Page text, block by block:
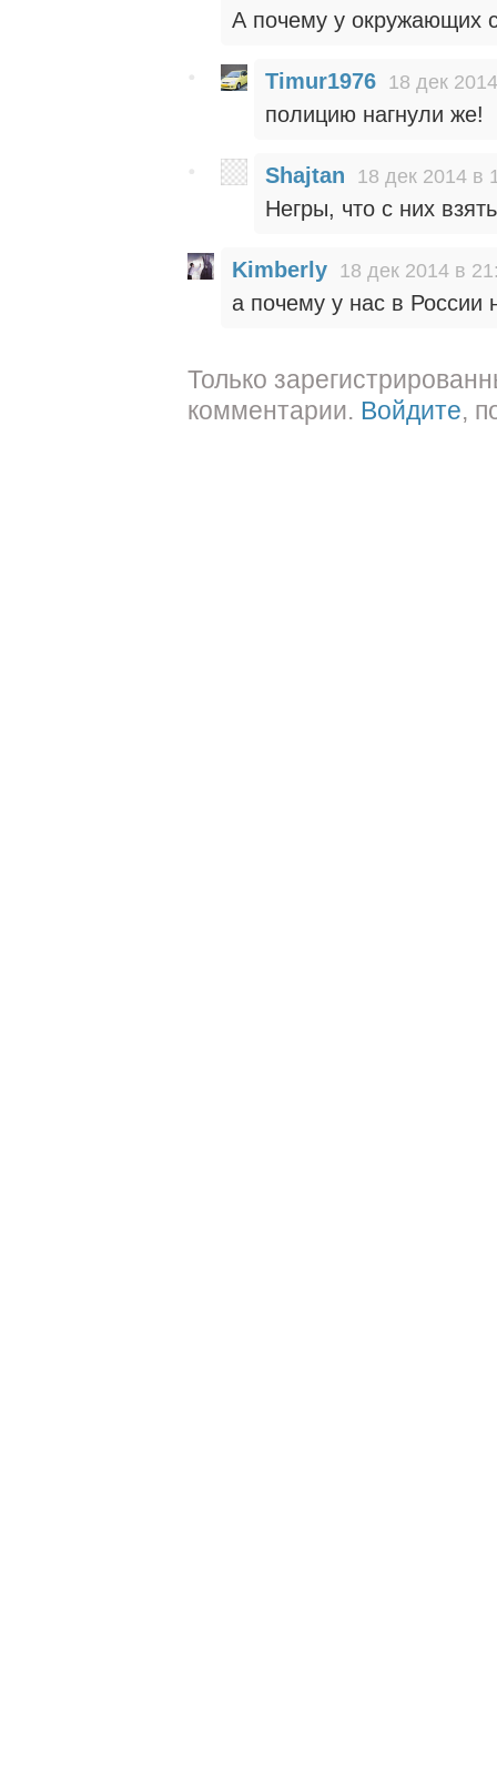
А почему у окружающих
Timur1976 18 дек
полицию нагнули же!
Shajtan 18 дек 2014 в
Негры, что с них
Kimberly 18 дек 2014 в
а почему у нас в России
Только
комментарии. Войдите,